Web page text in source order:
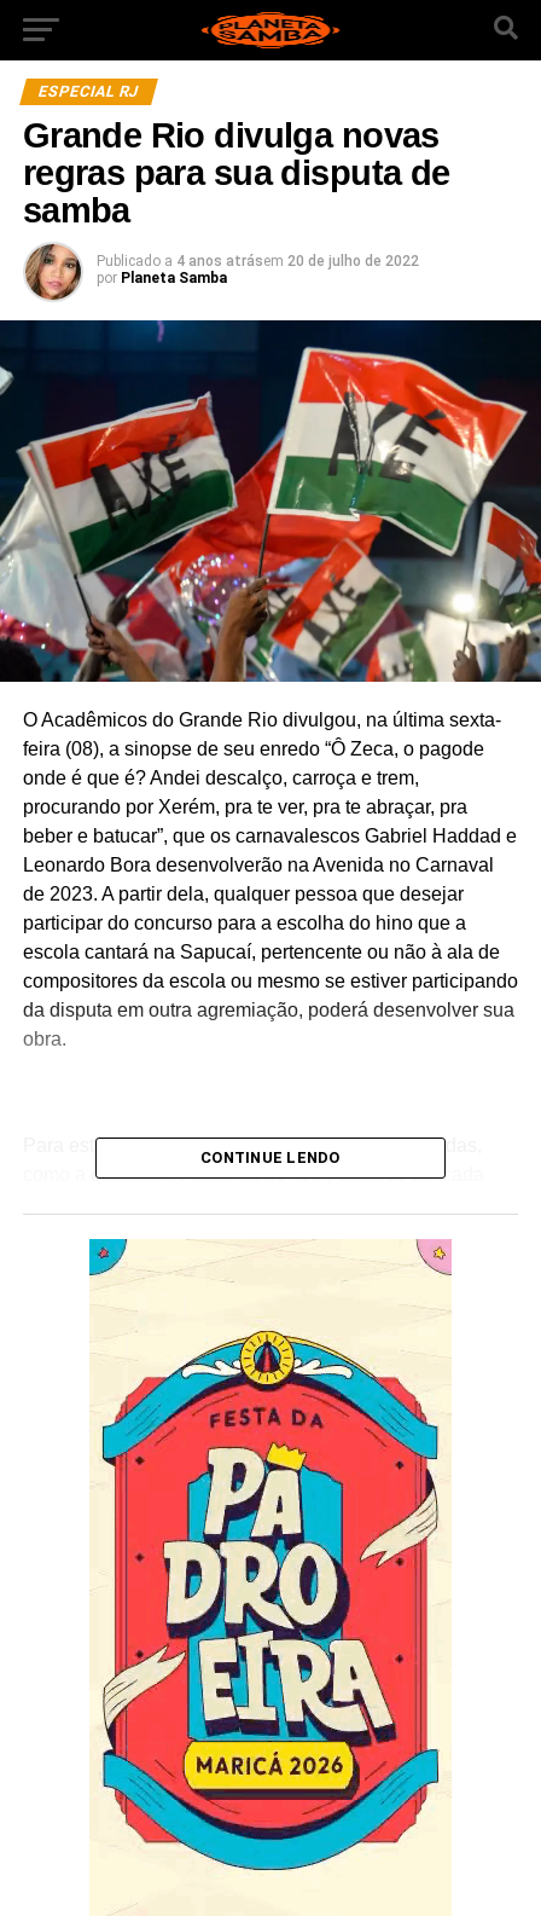
ESPECIAL RJ
Grande Rio divulga novas
regras para sua disputa de
samba
Publicado a 4 anos atrásem 20 de julho de 2022
por Planeta Samba
O Acadêmicos do Grande Rio divulgou, na última sexta-
feira (08), a sinopse de seu enredo “Ô Zeca, o pagode
onde é que é? Andei descalço, carroça e trem,
procurando por Xerém, pra te ver, pra te abraçar, pra
beber e batucar”, que os carnavalescos Gabriel Haddad e
Leonardo Bora desenvolverão na Avenida no Carnaval
de 2023. A partir dela, qualquer pessoa que desejar
participar do concurso para a escolha do hino que a
escola cantará na Sapucaí, pertencente ou não à ala de
compositores da escola ou mesmo se estiver participando
da disputa em outra agremiação, poderá desenvolver sua
obra.
Para esta disputa, algumas regras foram modificadas,
como a quantidade máxima de compositores em cada
executados em até 20 segundos da gravação. O Diretor
de Carnaval Thiago Monteiro comenta a decisão:
“Queremos tornar as gravações mais dinâmicas para
ajudar na nossa sempre difícil decisão de escolher o
samba que melhor atende às nossas necessidades para
o desfile. Temos casos em que o excesso de alusivos e
introduções fazem com que a obra propriamente dita só
comece depois de um minuto de execução da faixa”,
Mais uma vez, todos os sambas deverão ser gravados
pelo intérprete oficial da agremiação, Evandro Malandro
e, no palco, não poderão ser defendidos por cantor do
Grupo Especial em atividade no Rio de Janeiro. As obras,
que serão entregues à escola no dia 22 de agosto,
poderão ser divulgadas pelas parcerias nas redes
sociais. A escola alerta, ainda, que poderá haver punição
para as parcerias cujos membros ou torcida (se houver)
pratiquem atos impróprios, ofensivos ou desrespeitosos,
o que vale também para o ambiente virtual, recaindo
CONTINUE LENDO